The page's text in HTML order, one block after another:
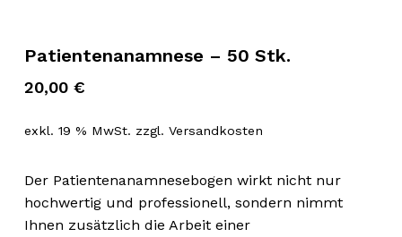
Patientenanamnese – 50 Stk.
20,00 €
exkl. 19 % MwSt. zzgl. Versandkosten
Der Patientenanamnesebogen wirkt nicht nur
hochwertig und professionell, sondern nimmt
Ihnen zusätzlich die Arbeit einer